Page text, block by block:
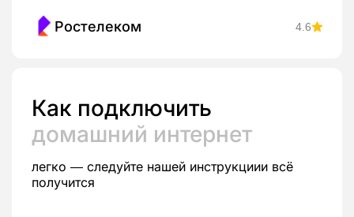
Ростелеком 4.6
Как подключить
домашний интернет
легко — следуйте нашей инструкциии всё
получится